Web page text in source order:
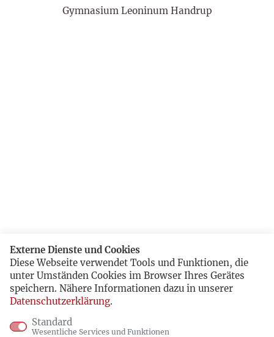
Gymnasium Leoninum Handrup
Externe Dienste und Cookies
Diese Webseite verwendet Tools und Funktionen, die
unter Umständen Cookies im Browser Ihres Gerätes
speichern. Nähere Informationen dazu in unserer
Datenschutzerklärung.
Standard
Wesentliche Services und Funktionen